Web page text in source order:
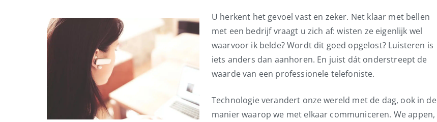
U herkent het gevoel vast en zeker. Net klaar met bellen
met een bedrijf vraagt u zich af: wisten ze eigenlijk wel
waarvoor ik belde? Wordt dit goed opgelost? Luisteren is
iets anders dan aanhoren. En juist dát onderstreept de
waarde van een professionele telefoniste.
Technologie verandert onze wereld met de dag, ook in de
manier waarop we met elkaar communiceren. We appen,